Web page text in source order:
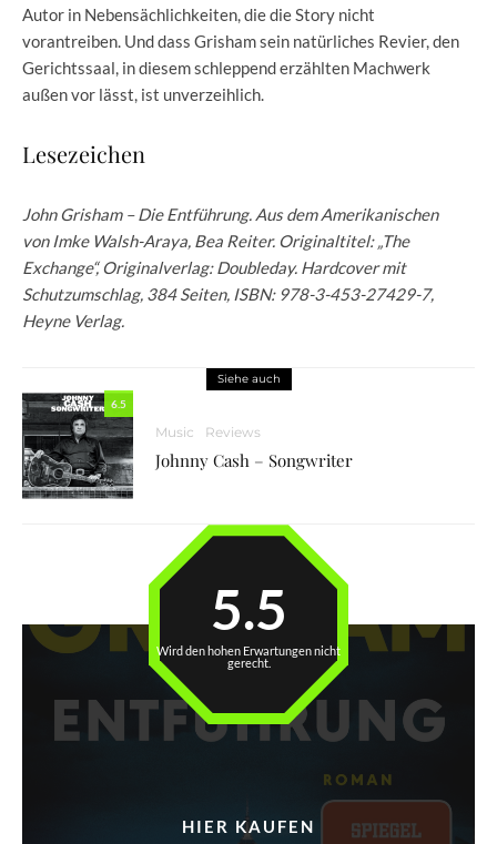
Autor in Nebensächlichkeiten, die die Story nicht
vorantreiben. Und dass Grisham sein natürliches Revier, den
Gerichtssaal, in diesem schleppend erzählten Machwerk
außen vor lässt, ist unverzeihlich.
Lesezeichen
John Grisham – Die Entführung. Aus dem Amerikanischen
von Imke Walsh-Araya, Bea Reiter. Originaltitel: „The
Exchange“, Originalverlag: Doubleday. Hardcover mit
Schutzumschlag, 384 Seiten, ISBN: 978-3-453-27429-7,
Heyne Verlag.
Siehe auch
6.5
Music Reviews
Johnny Cash – Songwriter
5.5
Wird den hohen Erwartungen nicht
gerecht.
HIER KAUFEN